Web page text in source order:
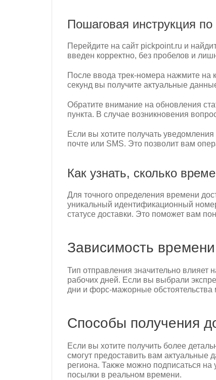
Пошаговая инструкция
Перейдите на сайт pickpoint.ru и
введен корректно, без пробелов и
После ввода трек-номера нажмите на
секунд вы получите актуальные
Обратите внимание на обновления
пункта. В случае возникновения
Если вы хотите получать
почте или SMS. Это позволит вам
Как узнать, сколько
Для точного определения времени
уникальный идентификационный
статусе доставки. Это поможет вам
Зависимость
Тип отправления значительно влияет
рабочих дней. Если вы выбрали
дни и форс-мажорные обстоятельства
Способы получения
Если вы хотите получить более
смогут предоставить вам актуальные
региона. Также можно подписаться
посылки в реальном времени.